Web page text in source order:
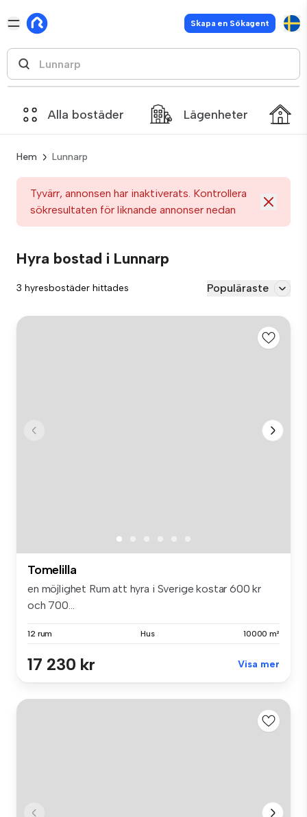
Skapa en Sökagent
Alla bostäder Lägenheter
Hem Lunnarp
Tyvärr, annonsen har inaktiverats. Kontrollera
sökresultaten för liknande annonser nedan
Hyra bostad i Lunnarp
3 hyresbostäder hittades Populäraste
Tomelilla
en möjlighet Rum att hyra i Sverige kostar 600 kr
och 700...
12 rum Hus 10000 m²
17 230 kr Visa mer